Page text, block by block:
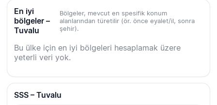
En iyi
bölgeler –
Tuvalu
Bölgeler, mevcut en spesifik konum
alanlarından türetilir (ör. önce eyalet/il, sonra
şehir).
Bu ülke için en iyi bölgeleri hesaplamak üzere
yeterli veri yok.
SSS – Tuvalu